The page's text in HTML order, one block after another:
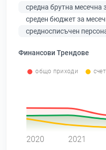
средна брутна месечна
среден бюджет за
средносписъчен
Финансови Трендове
общо приходи
2020 2021